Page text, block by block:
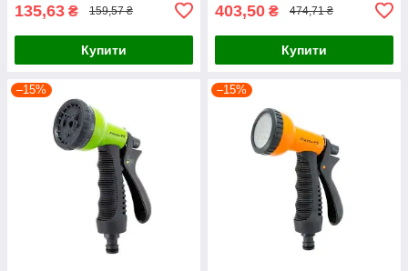
135,63 ₴ 159,57 ₴
Купити
403,50 ₴ 474,71 ₴
Купити
–15% –15%